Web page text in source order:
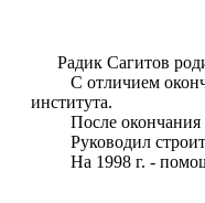
Радик Сагитов
С отличием окончил
института.
После окончания
Руководил
На 1998 г. -